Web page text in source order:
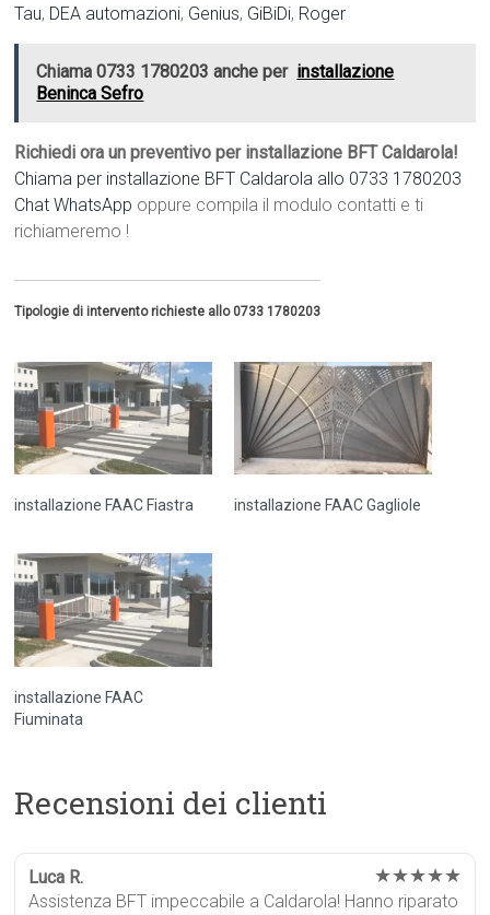
Tau, DEA automazioni, Genius, GiBiDi, Roger
Chiama 0733 1780203 anche per installazione
Beninca Sefro
Richiedi ora un preventivo per installazione BFT Caldarola!
Chiama per installazione BFT Caldarola allo 0733 1780203
Chat WhatsApp oppure compila il modulo contatti e ti
richiameremo !
Tipologie di intervento richieste allo 0733 1780203
installazione FAAC Fiastra installazione FAAC Gagliole
installazione FAAC
Fiuminata
Recensioni dei clienti
Luca R. ★★★★★
Assistenza BFT impeccabile a Caldarola! Hanno riparato